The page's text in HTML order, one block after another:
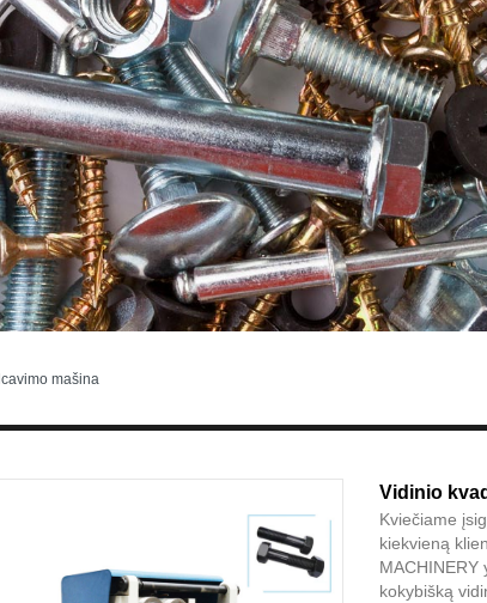
mašina
Vidinio
Kviečiame
kiekvieną
kokybišką